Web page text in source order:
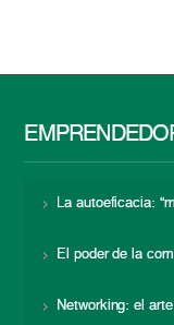
La autoeficacia:
El poder de la
Networking: el